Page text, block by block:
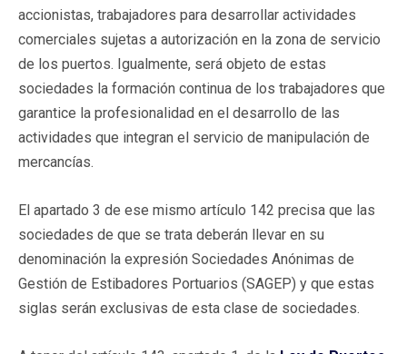
accionistas, trabajadores para desarrollar actividades
comerciales sujetas a autorización en la zona de servicio
de los puertos. Igualmente, será objeto de estas
sociedades la formación continua de los trabajadores que
garantice la profesionalidad en el desarrollo de las
actividades que integran el servicio de manipulación de
mercancías.
El apartado 3 de ese mismo artículo 142 precisa que las
sociedades de que se trata deberán llevar en su
denominación la expresión Sociedades Anónimas de
Gestión de Estibadores Portuarios (SAGEP) y que estas
siglas serán exclusivas de esta clase de sociedades.